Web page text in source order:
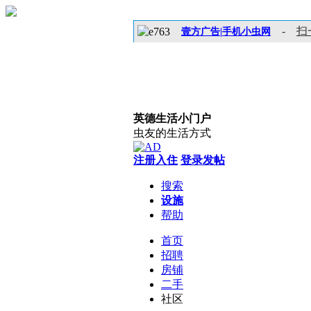
壹方广告|手机小虫网 - 扫
英德生活小门户
虫友的生活方式
注册入住 登录发帖
搜索
设施
帮助
首页
招聘
房铺
二手
社区